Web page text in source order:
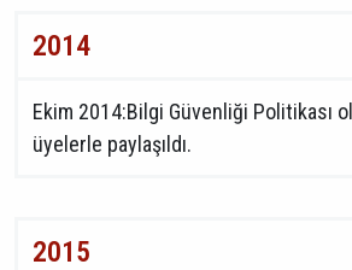
2014
Ekim 2014:Bilgi Güvenliği Politikası
üyelerle paylaşıldı.
2015